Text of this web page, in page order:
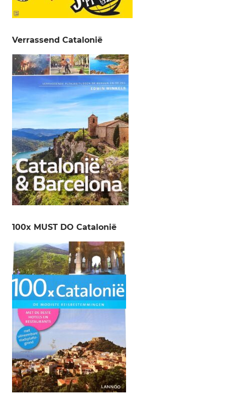
Verrassend Catalonië
100x MUST DO Catalonië